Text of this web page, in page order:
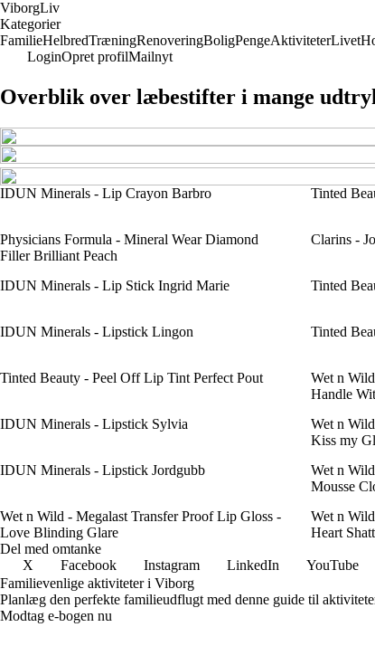
ViborgLiv
Kategorier
FamilieHelbredTræningRenoveringBoligPengeAktiviteterLivet
LoginOpret profilMailnyt
Overblik over læbestifter i mange
IDUN Minerals - Lip Crayon Barbro Tinted
Physicians Formula - Mineral Wear Diamond
Filler Brilliant Peach
Clarins -
IDUN Minerals - Lip Stick Ingrid Marie Tinted
IDUN Minerals - Lipstick Lingon
Tinted
Tinted Beauty - Peel Off Lip Tint Perfect Pout
Wet n
Handle
IDUN Minerals - Lipstick Sylvia
Wet n
Kiss my
IDUN Minerals - Lipstick Jordgubb
Wet n
Mousse
Wet n Wild - Megalast Transfer Proof Lip Gloss -
Love Blinding Glare
Wet n
Heart
Del med omtanke
X
Facebook Instagram LinkedIn YouTube
Familievenlige aktiviteter i Viborg
Planlæg den perfekte familieudflugt med denne guide til
Modtag e-bogen nu